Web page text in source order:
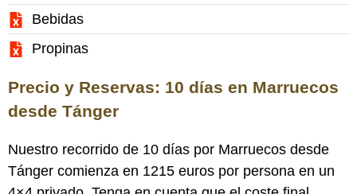
Bebidas
Propinas
Precio y Reservas: 10 días en Marruecos
desde Tánger
Nuestro recorrido de 10 días por Marruecos desde
Tánger comienza en 1215 euros por persona en un